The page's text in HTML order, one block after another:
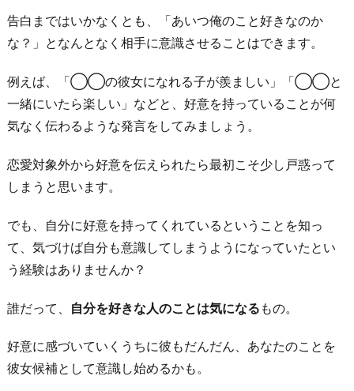
告白まではいかなくとも、「あいつ俺のこと好きなのか
な？」となんとなく相手に意識させることはできます。
例えば、「◯◯の彼女になれる子が羨ましい」「◯◯と
一緒にいたら楽しい」などと、好意を持っていることが何
気なく伝わるような発言をしてみましょう。
恋愛対象外から好意を伝えられたら最初こそ少し戸惑って
しまうと思います。
でも、自分に好意を持ってくれているということを知っ
て、気づけば自分も意識してしまうようになっていたとい
う経験はありませんか？
誰だって、 自分を好きな人のことは気になる もの。
好意に感づいていくうちに彼もだんだん、あなたのことを
彼女候補として意識し始めるかも。